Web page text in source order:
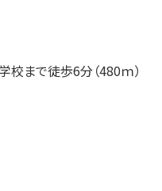
まで徒歩6分（480ｍ）